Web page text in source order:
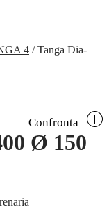
4 /Tanga Dia-
Ø 150
Confronta